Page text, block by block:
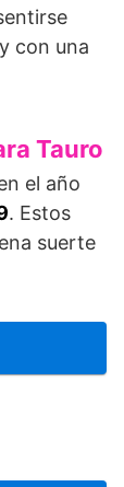
con una
Tauro
el año
. Estos
suerte